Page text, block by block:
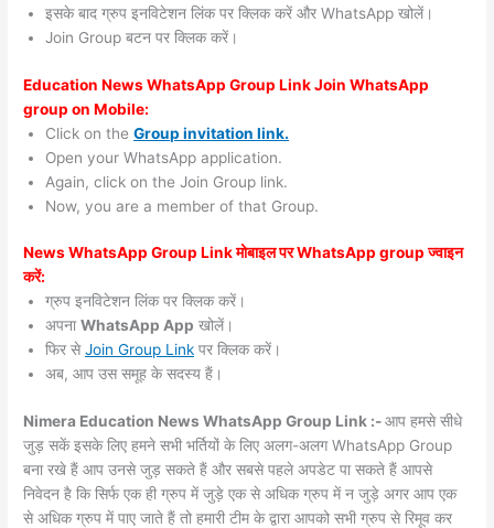
इसके बाद ग्रुप इनविटेशन लिंक पर क्लिक करें और WhatsApp खोलें।
Join Group बटन पर क्लिक करें।
Education News WhatsApp Group Link Join WhatsApp
group on Mobile:
Click on theGroup invitation link.
Open your WhatsApp application.
Again, click on the Join Group link.
Now, you are a member of that Group.
News WhatsApp Group Link मोबाइल पर WhatsApp group ज्वाइन
करें:
ग्रुप इनविटेशन लिंक पर क्लिक करें।
अपनाWhatsApp App खोलें।
फिर सेJoin Group Link पर क्लिक करें।
अब, आप उस समूह के सदस्य हैं।
Nimera Education News WhatsApp Group Link :-आप हमसे सीधे
जुड़ सकें इसके लिए हमने सभी भर्तियों के लिए अलग-अलग WhatsApp Group
बना रखे हैं आप उनसे जुड़ सकते हैं और सबसे पहले अपडेट पा सकते हैं आपसे
निवेदन है कि सिर्फ एक ही ग्रुप में जुड़े एक से अधिक ग्रुप में न जुड़े अगर आप एक
से अधिक ग्रुप में पाए जाते हैं तो हमारी टीम के द्वारा आपको सभी ग्रुप से रिमूव कर